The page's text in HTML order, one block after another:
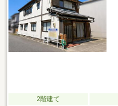
2階建て